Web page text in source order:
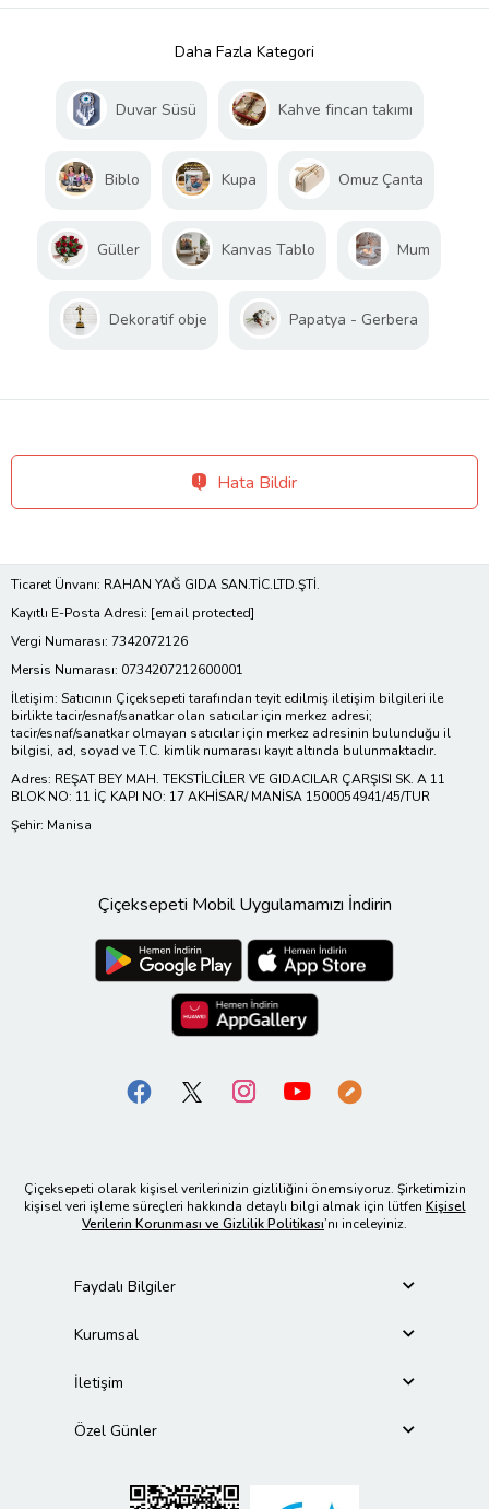
Daha Fazla Kategori
Duvar Süsü Kahve fincan takımı
Biblo Kupa Omuz Çanta
Güller Kanvas Tablo Mum
Dekoratif obje Papatya - Gerbera
Hata Bildir
Ticaret Ünvanı: RAHAN YAĞ GIDA SAN.TİC.LTD.ŞTİ.
Kayıtlı E-Posta Adresi: [email protected]
Vergi Numarası: 7342072126
Mersis Numarası: 0734207212600001
İletişim: Satıcının Çiçeksepeti tarafından teyit edilmiş iletişim bilgileri ile
birlikte tacir/esnaf/sanatkar olan satıcılar için merkez adresi;
tacir/esnaf/sanatkar olmayan satıcılar için merkez adresinin bulunduğu il
bilgisi, ad, soyad ve T.C. kimlik numarası kayıt altında bulunmaktadır.
Adres: REŞAT BEY MAH. TEKSTİLCİLER VE GIDACILAR ÇARŞISI SK. A 11
BLOK NO: 11 İÇ KAPI NO: 17 AKHİSAR/ MANİSA 1500054941/45/TUR
Şehir: Manisa
Çiçeksepeti Mobil Uygulamamızı İndirin
Çiçeksepeti olarak kişisel verilerinizin gizliliğini önemsiyoruz. Şirketimizin
kişisel veri işleme süreçleri hakkında detaylı bilgi almak için lütfen Kişisel
Verilerin Korunması ve Gizlilik Politikası’nı inceleyiniz.
Faydalı Bilgiler
Kurumsal
İletişim
Özel Günler